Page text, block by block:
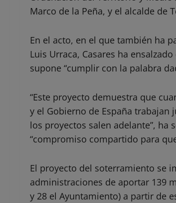
Marco de la Peña, y el alcalde de
En el acto, en el que también ha
Luis Urraca, Casares ha
supone “cumplir con la palabra
“Este proyecto demuestra que
y el Gobierno de España
los proyectos salen adelante”,
“compromiso compartido para
El proyecto del soterramiento se
administraciones de aportar 139
y 28 el Ayuntamiento) a partir de